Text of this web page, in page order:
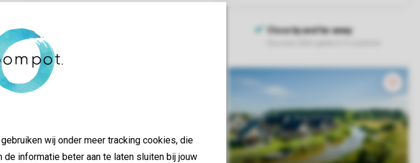
wij onder meer tracking cookies, die
informatie beter aan te laten sluiten bij jouw